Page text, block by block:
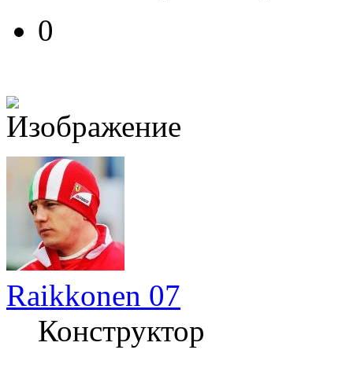
0
Raikkonen 07
Конструктор